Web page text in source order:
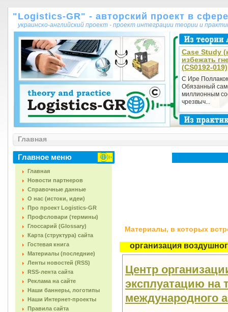
"Logistics-GR" - авторский проект в
украинско-английский проект - проект интеграции теории и
Case Study
избежать
(CS0192-019)
С Ире
Обязанный
миллионным
чрезвыч...
Главная
Главное меню
Главная
Новости партнеров
Справочные данные
О нас (истоки, идеи)
Про проект Logistics-GR
Профсловари (термины)
Глоссарий (Glossary)
Карта (структура) сайта
Гостевая книга
Материалы (последние)
Ленты новостей (RSS)
RSS-лента сайта
Реклама на сайте
Наши баннеры, логотипы
Наши Интернет-проекты
Правила сайта
Материалы, в которых
организация
Центр
эксплуатацию на
международного